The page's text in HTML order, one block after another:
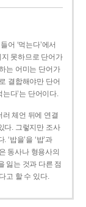
어 ‘먹는다’에서
지 못하므로 단어가
는 어미는 단어가
결합해야만 단어
는다’는 단어이다.
체언 뒤에 연결
다. 그렇지만 조사
밥을’을 ‘밥’과
동사나 형용사의
잃는 것과 다른 점
고 할 수 있다.